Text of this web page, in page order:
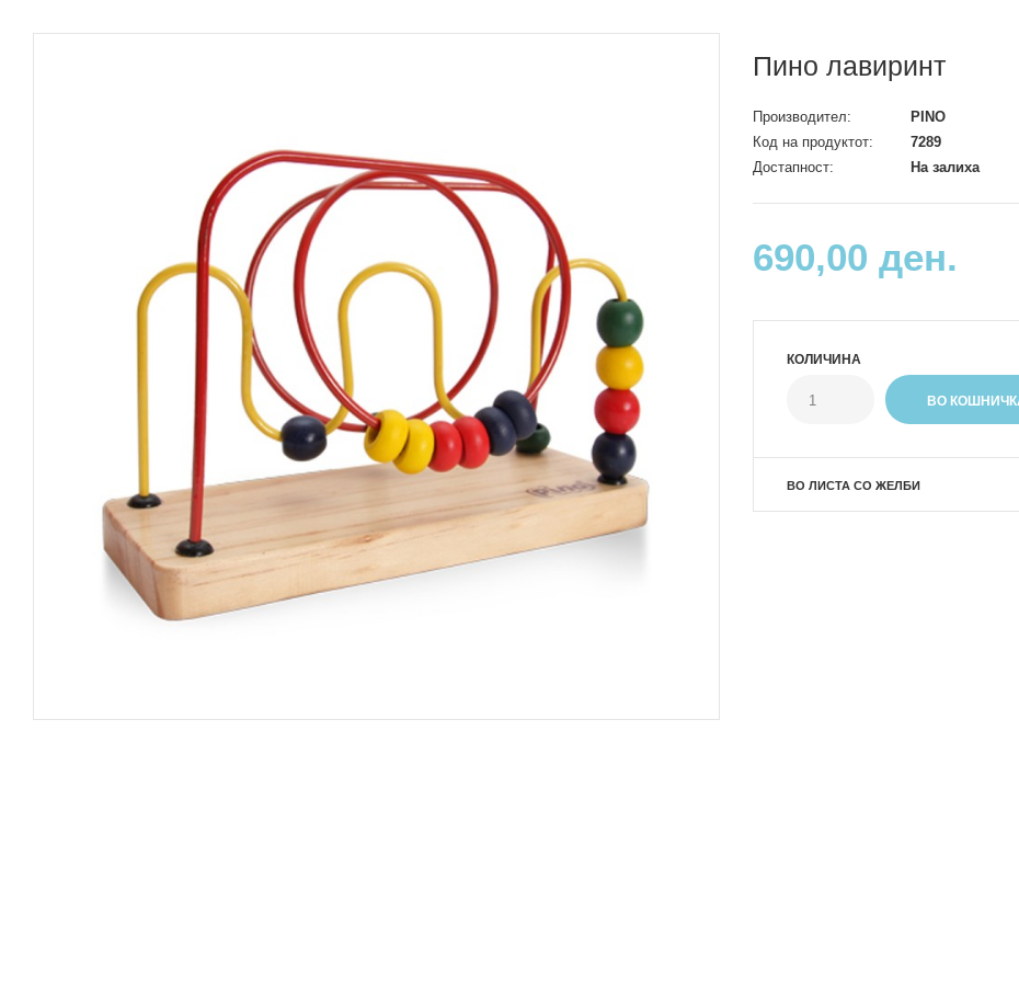
Пино лавиринт
Производител:
PINO
Код на продуктот:
7289
Достапност:
На залиха
690,00 ден.
КОЛИЧИНА
ВО ЛИСТА СО ЖЕЛБИ